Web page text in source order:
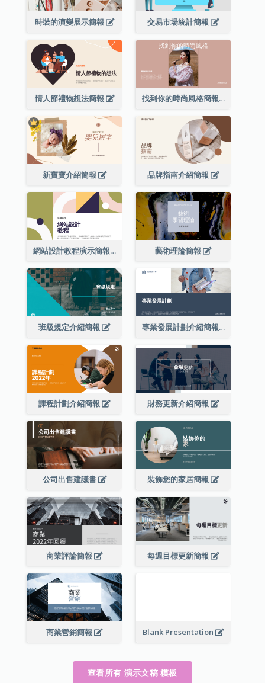
時裝的演變展示簡報 交易市場統計簡報
情人節禮物想法簡報 找到你的時尚風格簡報
新寶寶介紹簡報 品牌指南介紹簡報
網站設計教程演示簡報 藝術理論簡報
班級規定介紹簡報 專業發展計劃介紹簡報
課程計劃介紹簡報 財務更新介紹簡報
公司出售建議書 裝飾您的家居簡報
商業評論簡報 每週目標更新簡報
商業營銷簡報 Blank Presentation
查看所有 演示文稿 模板